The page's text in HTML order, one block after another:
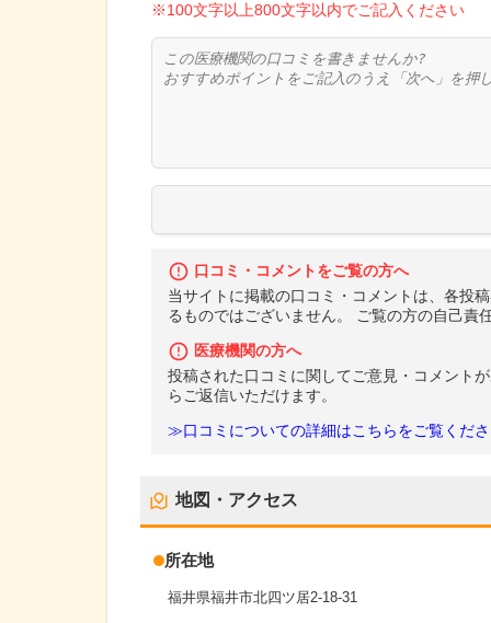
※100文字以上800文字以内でご記入ください
口コミ・コメントをご覧の方へ
当サイトに掲載の口コミ・コメントは、各投
るものではございません。 ご覧の方の自己責
医療機関の方へ
投稿された口コミに関してご意見・コメント
らご返信いただけます。
≫口コミについての詳細はこちらをご覧くださ
地図・アクセス
所在地
福井県福井市北四ツ居2-18-31